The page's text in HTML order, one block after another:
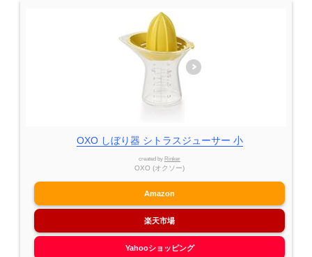
OXO しぼり器 シトラスジューサー 小
created by Rinker
OXO (オクソー)
Amazon
楽天市場
Yahooショッピング